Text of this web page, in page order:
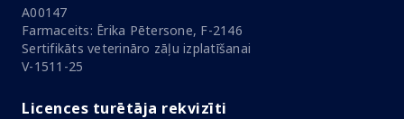
A00147
Farmaceits: Ērika Pētersone, F-2146
Sertifikāts veterināro zāļu izplatīšanai
V-1511-25
Licences turētāja rekvizīti